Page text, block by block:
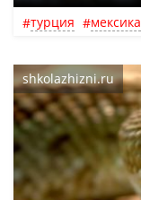
турция мексика
shkolazhizni.ru